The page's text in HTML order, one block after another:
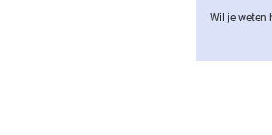
Wil je weten